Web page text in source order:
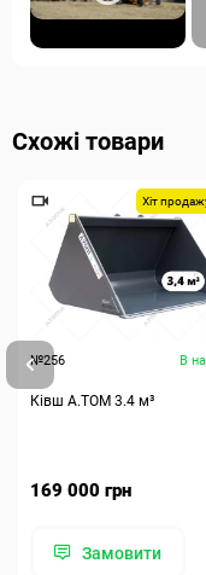
Схожі товари
Хіт
№256 В
Ківш A.TOM 3.4 м³
169 000 грн
Замовити